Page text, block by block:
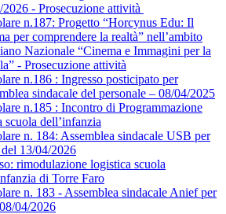
2026 - Prosecuzione attività
n.187: Progetto “Horcynus Edu: Il
per comprendere la realtà” nell’ambito
Nazionale “Cinema e Immagini per la
- Prosecuzione attività
n.186 : Ingresso posticipato per
sindacale del personale – 08/04/2025
n.185 : Incontro di Programmazione
scuola dell’infanzia
n. 184: Assemblea sindacale USB per
13/04/2026
rimodulazione logistica scuola
di Torre Faro
n. 183 - Assemblea sindacale Anief per
04/2026